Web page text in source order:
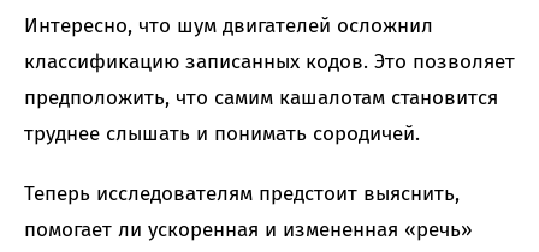
Интересно, что шум двигателей осложнил
классификацию записанных кодов. Это позволяет
предположить, что самим кашалотам становится
труднее слышать и понимать сородичей.
Теперь исследователям предстоит выяснить,
помогает ли ускоренная и измененная «речь»